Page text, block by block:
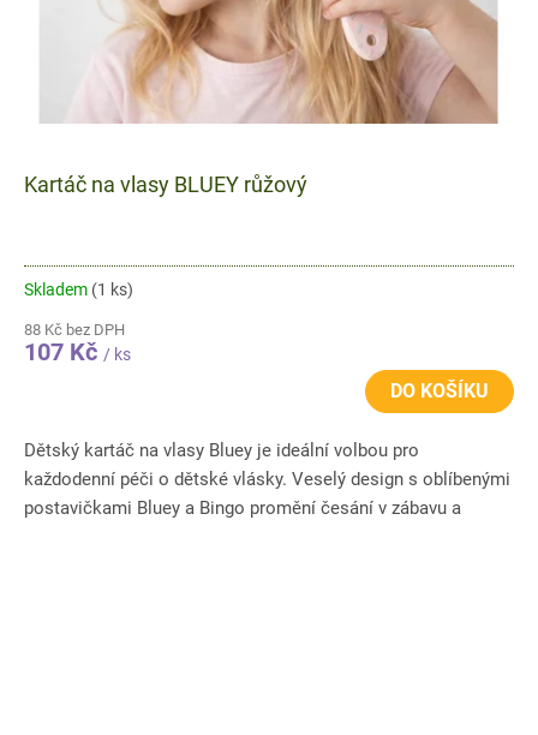
Kartáč na vlasy BLUEY růžový
Skladem (1 ks)
88 Kč bez DPH
107 Kč / ks
DO KOŠÍKU
Dětský kartáč na vlasy Bluey je ideální volbou pro
každodenní péči o dětské vlásky. Veselý design s oblíbenými
postavičkami Bluey a Bingo promění česání v zábavu a